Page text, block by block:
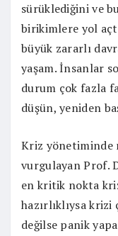
sürüklediğini ve
birikimlere yol
büyük zararlı
yaşam. İnsanlar
durum çok fazla
düşün, yeniden
Kriz yönetiminde
vurgulayan Prof.
en kritik nokta
hazırlıklıysa
değilse panik